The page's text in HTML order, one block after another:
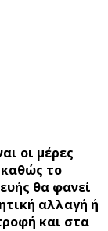
καθώς το
θα φανεί
αλλαγή ή
και στα